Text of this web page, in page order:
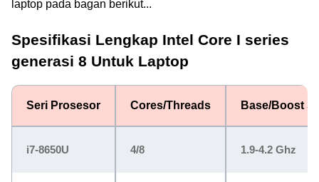
laptop pada bagan berikut...
Spesifikasi Lengkap Intel Core I series
generasi 8 Untuk Laptop
Seri Prosesor Cores/Threads Base/Boost
i7-8650U 4/8 1.9-4.2 Ghz